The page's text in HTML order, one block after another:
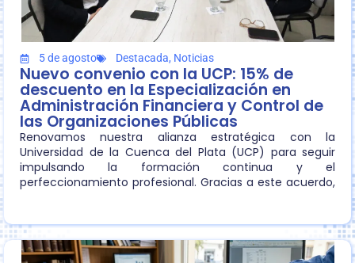
5 de agosto Destacada, Noticias
Nuevo convenio con la UCP: 15% de
descuento en la Especialización en
Administración Financiera y Control de
las Organizaciones Públicas
Renovamos nuestra alianza estratégica con la
Universidad de la Cuenca del Plata (UCP) para seguir
impulsando la formación continua y el
perfeccionamiento profesional. Gracias a este acuerdo,
posgrado.